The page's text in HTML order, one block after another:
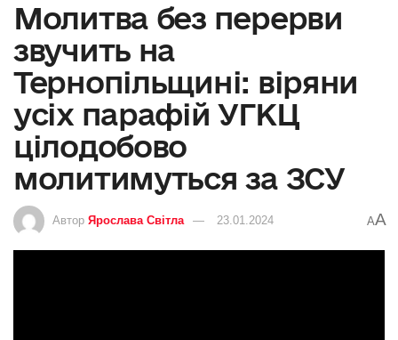
Молитва без перерви
звучить на
Тернопільщині: віряни
усіх парафій УГКЦ
цілодобово
молитимуться за ЗСУ
Автор Ярослава Світла 23.01.2024 AA